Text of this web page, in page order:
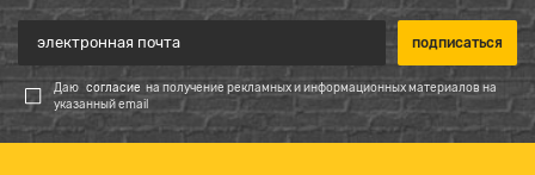
Даю согласие на получение рекламных и информационных материалов на
указанный email